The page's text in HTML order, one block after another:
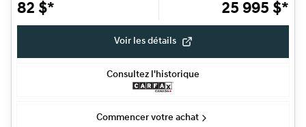
82 $* 25 995 $*
Voir les détails
Consultez l'historique
Commencer votre achat